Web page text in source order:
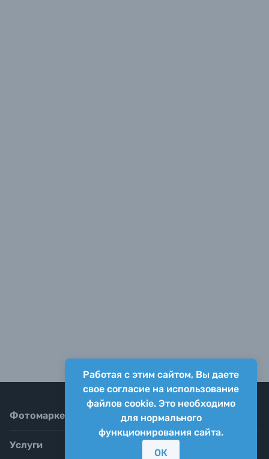
Работая с этим сайтом, Вы даете
свое согласие на использование
файлов cookie. Это необходимо
для нормального
функционирования сайта.
ОК
Фотомаркет
Услуги